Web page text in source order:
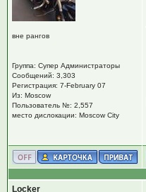
вне рангов
Группа: Супер Администраторы
Сообщений: 3,303
Регистрация: 7-February 07
Из: Moscow
Пользователь №: 2,557
место дислокации: Moscow City
Locker